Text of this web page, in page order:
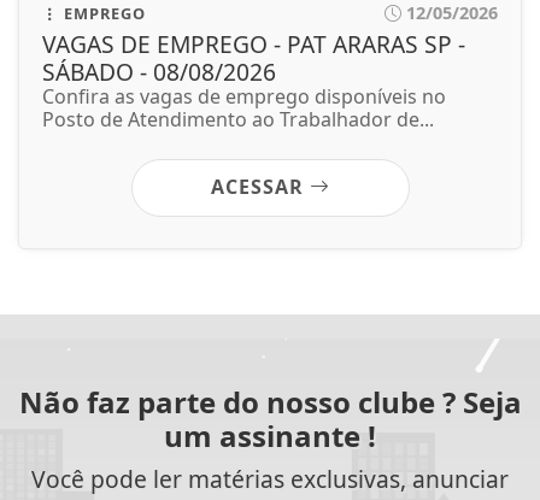
EMPREGO 12/05/2026
VAGAS DE EMPREGO - PAT ARARAS SP -
SÁBADO - 08/08/2026
Confira as vagas de emprego disponíveis no
Posto de Atendimento ao Trabalhador de...
ACESSAR
Não faz parte do nosso clube ? Seja
um assinante !
Você pode ler matérias exclusivas, anunciar